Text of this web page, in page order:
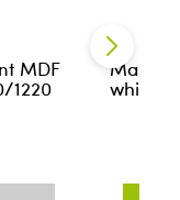
MDF
1220
white